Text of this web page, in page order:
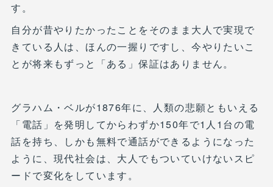
す。
自分が昔やりたかったことをそのまま大人で実現で
きている人は、ほんの一握りですし、今やりたいこ
とが将来もずっと「ある」保証はありません。
グラハム・ベルが1876年に、人類の悲願ともいえる
「電話」を発明してからわずか150年で1人1台の電
話を持ち、しかも無料で通話ができるようになった
ように、現代社会は、大人でもついていけないスピ
ードで変化をしています。